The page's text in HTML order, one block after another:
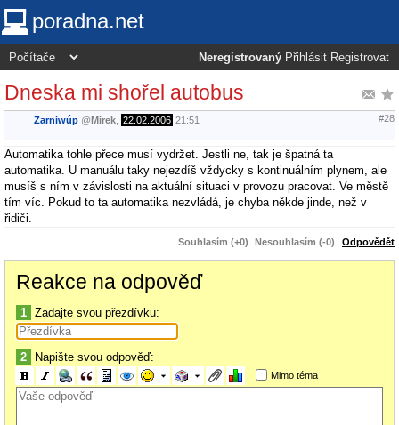
poradna.net
Neregistrovaný Přihlásit Registrovat
Dneska mi shořel autobus
Zarniwúp @Mirek 22.02.2006 21:51 #28
Automatika tohle přece musí vydržet. Jestli ne, tak je špatná ta
automatika. U manuálu taky nejezdíš vždycky s kontinuálním plynem, ale
musíš s ním v závislosti na aktuální situaci v provozu pracovat. Ve městě
tím víc. Pokud to ta automatika nezvládá, je chyba někde jinde, než v
řidiči.
Souhlasím (+0) Nesouhlasím (-0) Odpovědět
Reakce na odpověď
1 Zadajte svou přezdívku:
2 Napište svou odpověď:
Mimo téma